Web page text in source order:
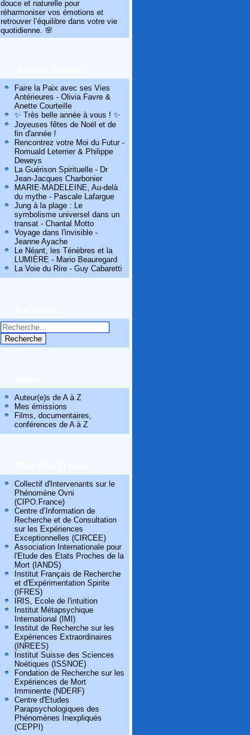
douce et naturelle pour
réharmoniser vos émotions et
retrouver l’équilibre dans votre vie
quotidienne. 🌸
Faire la Paix avec ses Vies
Antérieures - Olivia Favre &
Anette Courteille
✨ Très belle année à vous ! ✨
Joyeuses fêtes de Noël et de
fin d'année !
Rencontrez votre Moi du Futur -
Romuald Leterrier & Philippe
Deweys
La Guérison Spirituelle - Dr
Jean-Jacques Charbonier
MARIE-MADELEINE, Au-delà
du mythe - Pascale Lafargue
Jung à la plage : Le
symbolisme universel dans un
transat - Chantal Motto
Voyage dans l'invisible -
Jeanne Ayache
Le Néant, les Ténèbres et la
LUMIÈRE - Mario Beauregard
La Voie du Rire - Guy Cabaretti
Auteur(e)s de A à Z
Mes émissions
Films, documentaires,
conférences de A à Z
Collectif d'Intervenants sur le
Phénomène Ovni
(CIPO.France)
Centre d’Information de
Recherche et de Consultation
sur les Expériences
Exceptionnelles (CIRCEE)
Association Internationale pour
l'Etude des Etats Proches de la
Mort (IANDS)
Institut Français de Recherche
et d'Expérimentation Spirite
(IFRES)
IRIS, Ecole de l'intuition
Institut Métapsychique
International (IMI)
Institut de Recherche sur les
Expériences Extraordinaires
(INREES)
Institut Suisse des Sciences
Noétiques (ISSNOE)
Fondation de Recherche sur les
Expériences de Mort
Imminente (NDERF)
Centre d'Etudes
Parapsychologiques des
Phénomènes Inexpliqués
(CEPPI)